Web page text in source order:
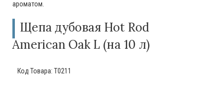
ароматом.
Щепа дубовая Hot Rod
American Oak L (на 10 л)
Код Товара: T0211